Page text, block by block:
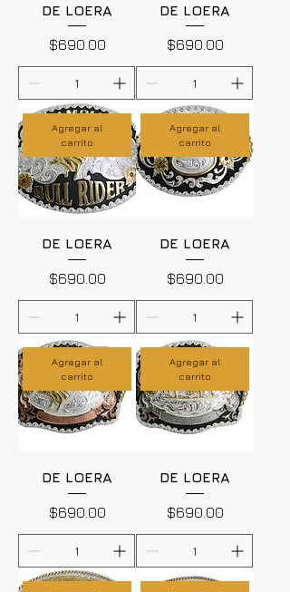
DE LOERA
Precio
$690.00
DE LOERA
Precio
$690.00
Agregar al
carrito
DE LOERA
Precio
$690.00
Agregar al
carrito
DE LOERA
Precio
$690.00
Agregar al
carrito
DE LOERA
Precio
$690.00
Agregar al
carrito
DE LOERA
Precio
$690.00